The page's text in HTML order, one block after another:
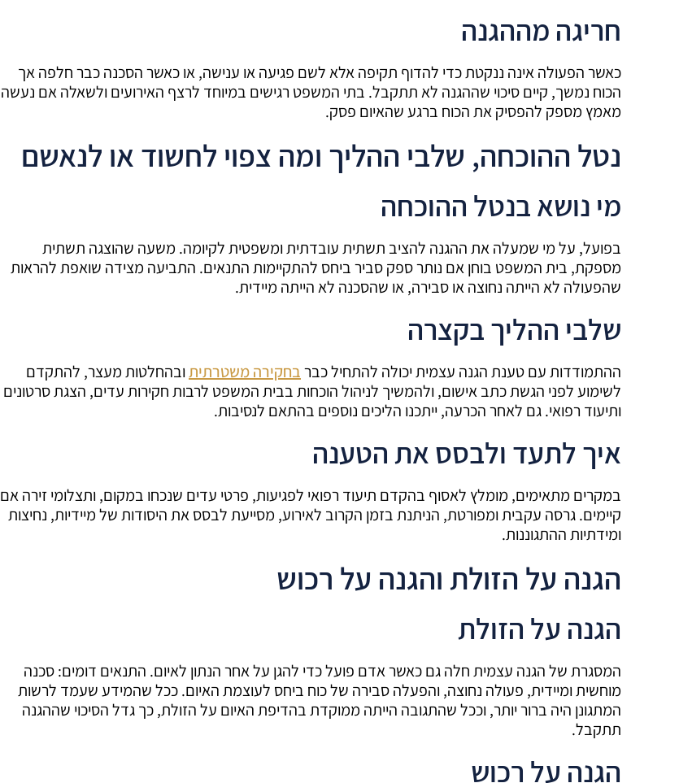
חריגה מההגנה
כאשר הפעולה אינה ננקטת כדי להדוף תקיפה אלא לשם פגיעה או ענישה, או כאשר הסכנה כבר חלפה אך
הכוח נמשך, קיים סיכוי שההגנה לא תתקבל. בתי המשפט רגישים במיוחד לרצף האירועים ולשאלה אם נעשה
מאמץ מספק להפסיק את הכוח ברגע שהאיום פסק.
נטל ההוכחה, שלבי ההליך ומה צפוי לחשוד או לנאשם
מי נושא בנטל ההוכחה
בפועל, על מי שמעלה את ההגנה להציב תשתית עובדתית ומשפטית לקיומה. משעה שהוצגה תשתית
מספקת, בית המשפט בוחן אם נותר ספק סביר ביחס להתקיימות התנאים. התביעה מצידה שואפת להראות
שהפעולה לא הייתה נחוצה או סבירה, או שהסכנה לא הייתה מיידית.
שלבי ההליך בקצרה
ההתמודדות עם טענת הגנה עצמית יכולה להתחיל כברבחקירה משטרתיתובהחלטות מעצר, להתקדם
לשימוע לפני הגשת כתב אישום, ולהמשיך לניהול הוכחות בבית המשפט לרבות חקירות עדים, הצגת סרטונים
ותיעוד רפואי. גם לאחר הכרעה, ייתכנו הליכים נוספים בהתאם לנסיבות.
איך לתעד ולבסס את הטענה
במקרים מתאימים, מומלץ לאסוף בהקדם תיעוד רפואי לפגיעות, פרטי עדים שנכחו במקום, ותצלומי זירה אם
קיימים. גרסה עקבית ומפורטת, הניתנת בזמן הקרוב לאירוע, מסייעת לבסס את היסודות של מיידיות, נחיצות
ומידתיות ההתגוננות.
הגנה על הזולת והגנה על רכוש
הגנה על הזולת
המסגרת של הגנה עצמית חלה גם כאשר אדם פועל כדי להגן על אחר הנתון לאיום. התנאים דומים: סכנה
מוחשית ומיידית, פעולה נחוצה, והפעלה סבירה של כוח ביחס לעוצמת האיום. ככל שהמידע שעמד לרשות
המתגונן היה ברור יותר, וככל שהתגובה הייתה ממוקדת בהדיפת האיום על הזולת, כך גדל הסיכוי שההגנה
תתקבל.
הגנה על רכוש